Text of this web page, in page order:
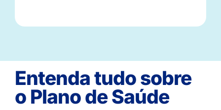
Entenda tudo sobre
o Plano de Saúde